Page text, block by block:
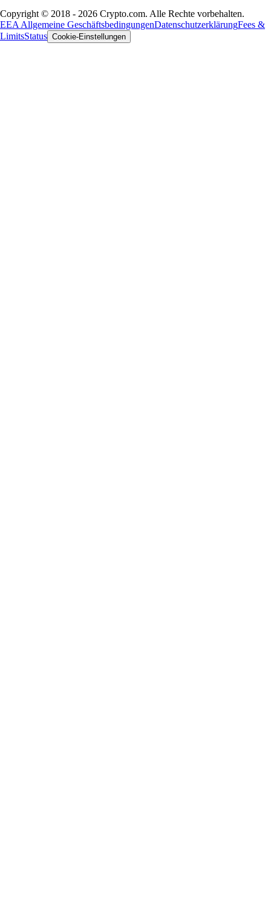
Copyright © 2018 - 2026 Crypto.com. Alle Rechte vorbehalten.
EEA Allgemeine GeschäftsbedingungenDatenschutzerklärungFees &
LimitsStatus Cookie-Einstellungen